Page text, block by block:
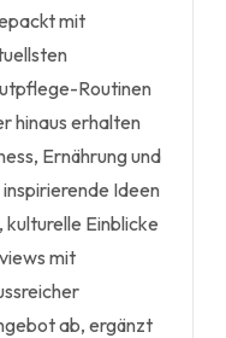
mit
Routinen
hinaus erhalten
Ernährung und
Ideen
Einblicke
mit
ab, ergänzt